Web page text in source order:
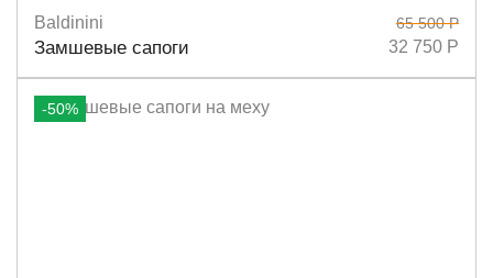
Размеры
Baldinini
Замшевые сапоги
65 500 Р
32 750 Р
-50%